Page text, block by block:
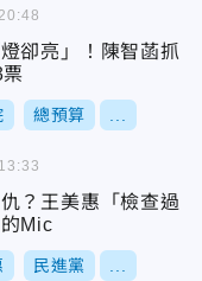
卻亮」！陳智菡抓
總預算
？王美惠「檢查過
Mic
民進黨